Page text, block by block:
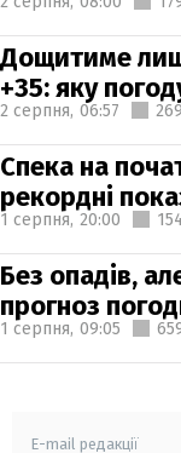
Дощитиме
+35: яку
2 серпня, 06:57
Спека на
рекордні
1 серпня, 20:00
Без опадів,
прогноз
1 серпня, 09:05
E-mail редакції